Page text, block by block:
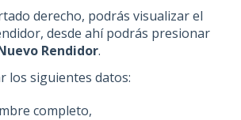
derecho, podrás visualizar el
desde ahí podrás presionar
Rendidor.
los siguientes datos:
completo,